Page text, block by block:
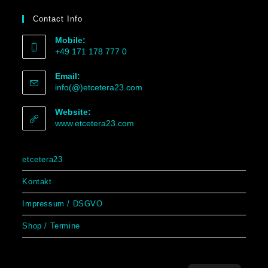
Contact Info
Mobile:
+49 171 178 777 0
Email:
info(@)etcetera23.com
Website:
www.etcetera23.com
etcetera23
Kontakt
Impressum / DSGVO
Shop / Termine